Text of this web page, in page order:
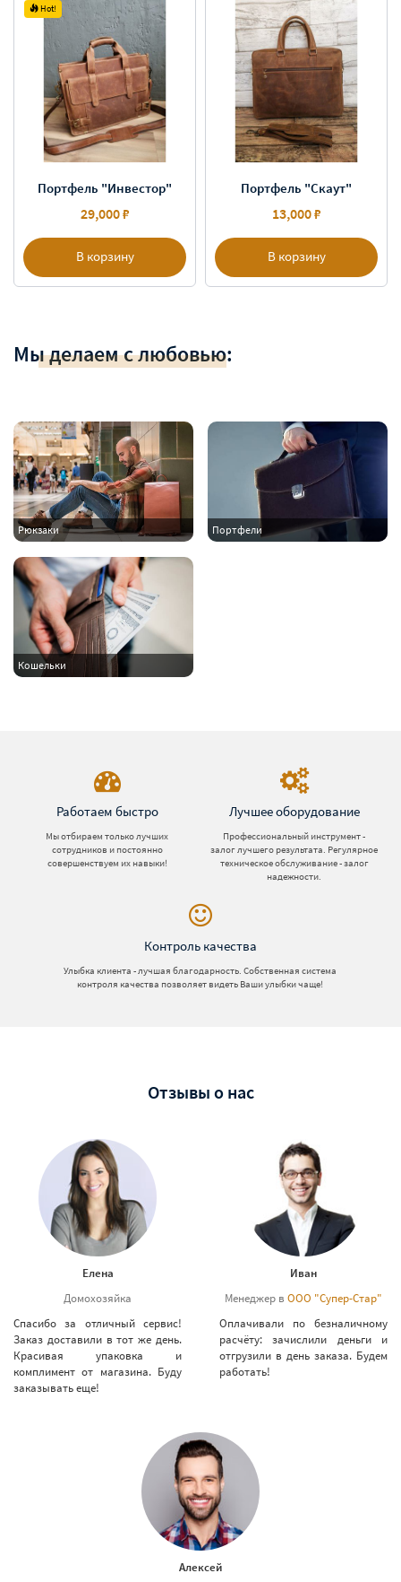
Hot!
В корзину
Портфель "Инвестор"
29,000 ₽
В корзину
Портфель "Скаут"
13,000 ₽
Мы делаем с любовью:
Рюкзаки Портфели
Кошельки
Работаем быстро
Мы отбираем только лучших
сотрудников и постоянно
совершенствуем их навыки!
Лучшее оборудование
Профессиональный инструмент -
залог лучшего результата. Регулярное
техническое обслуживание - залог
надежности.
Контроль качества
Улыбка клиента - лучшая благодарность. Собственная система
контроля качества позволяет видеть Ваши улыбки чаще!
Отзывы о нас
Елена
Домохозяйка
Спасибо за отличный сервис!
Заказ доставили в тот же день.
Красивая упаковка и
комплимент от магазина. Буду
заказывать еще!
Иван
Менеджер в ООО "Супер-Стар"
Оплачивали по безналичному
расчёту: зачислили деньги и
отгрузили в день заказа. Будем
работать!
Алексей